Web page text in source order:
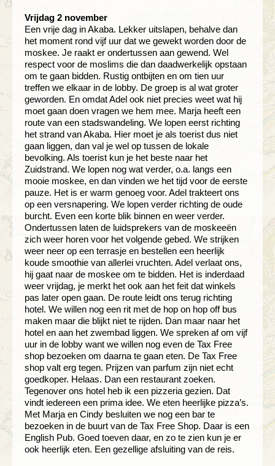
Vrijdag 2 november
Een vrije dag in Akaba. Lekker uitslapen, behalve dan
het moment rond vijf uur dat we gewekt worden door de
moskee. Je raakt er ondertussen aan gewend. Wel
respect voor de moslims die dan daadwerkelijk opstaan
om te gaan bidden. Rustig ontbijten en om tien uur
treffen we elkaar in de lobby. De groep is al wat groter
geworden. En omdat Adel ook niet precies weet wat hij
moet gaan doen vragen we hem mee. Marja heeft een
route van een stadswandeling. We lopen eerst richting
het strand van Akaba. Hier moet je als toerist dus niet
gaan liggen, dan val je wel op tussen de lokale
bevolking. Als toerist kun je het beste naar het
Zuidstrand. We lopen nog wat verder, o.a. langs een
mooie moskee, en dan vinden we het tijd voor de eerste
pauze. Het is er warm genoeg voor. Adel trakteert ons
op een versnapering. We lopen verder richting de oude
burcht. Even een korte blik binnen en weer verder.
Ondertussen laten de luidsprekers van de moskeeën
zich weer horen voor het volgende gebed. We strijken
weer neer op een terrasje en bestellen een heerlijk
koude smoothie van allerlei vruchten. Adel verlaat ons,
hij gaat naar de moskee om te bidden. Het is inderdaad
weer vrijdag, je merkt het ook aan het feit dat winkels
pas later open gaan. De route leidt ons terug richting
hotel. We willen nog een rit met de hop on hop off bus
maken maar die blijkt niet te rijden. Dan maar naar het
hotel en aan het zwembad liggen. We spreken af om vijf
uur in de lobby want we willen nog even de Tax Free
shop bezoeken om daarna te gaan eten. De Tax Free
shop valt erg tegen. Prijzen van parfum zijn niet echt
goedkoper. Helaas. Dan een restaurant zoeken.
Tegenover ons hotel heb ik een pizzeria gezien. Dat
vindt iedereen een prima idee. We eten heerlijke pizza’s.
Met Marja en Cindy besluiten we nog een bar te
bezoeken in de buurt van de Tax Free Shop. Daar is een
English Pub. Goed toeven daar, en zo te zien kun je er
ook heerlijk eten. Een gezellige afsluiting van de reis.